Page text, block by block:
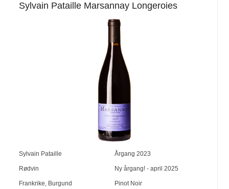
Sylvain Pataille Marsannay Longeroies
Sylvain Pataille Årgang 2023
Rødvin Ny årgang! - april 2025
Frankrike, Burgund Pinot Noir